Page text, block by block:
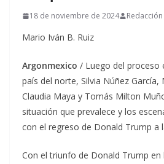
18 de noviembre de 2024
Mario Iván B. Ruiz
Argonmexico / Luego del proceso
país del norte, Silvia Núñez García,
Claudia Maya y Tomás Milton
situación que prevalece y los
con el regreso de Donald Trump a
Con el triunfo de Donald Trump en